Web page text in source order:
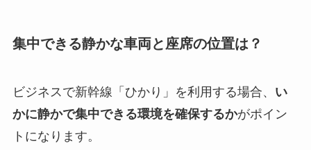
集中できる静かな車両と座席の位置は？
ビジネスで新幹線「ひかり」を利用する場合、 い
かに静かで集中できる環境を確保するかがポイン
トになります。